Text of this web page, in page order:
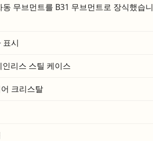
무브먼트를 B31 무브먼트로 장식했습니
표시
리스 스틸 케이스
크리스탈